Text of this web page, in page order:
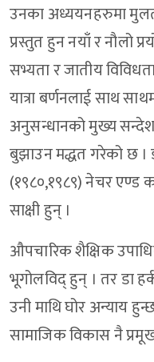
उनका अध्ययनहरुमा
प्रस्तुत हुन नयाँ र नौलो
सभ्यता र जातीय
यात्रा बर्णनलाई साथ
अनुसन्धानको मुख्य
बुझाउन मद्धत गरेको छ
(१९८०,१९८९) नेचर
साक्षी हुन् ।
औपचारिक शैक्षिक
भूगोलविद् हुन् । तर डा
उनी माथि घोर अन्याय
सामाजिक विकास नै